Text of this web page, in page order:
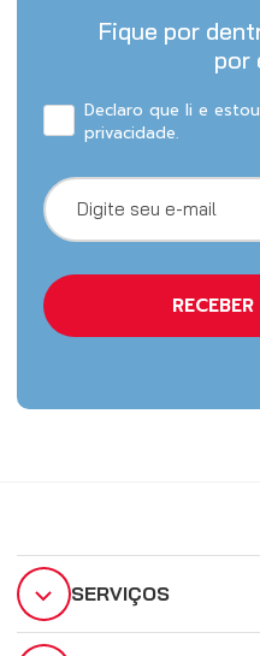
Fique por
por
Declaro que li e
privacidade.
SERVIÇOS